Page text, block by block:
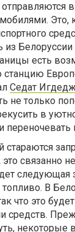
Это,
Белоруссии
есть
станцию
Седат
не только
в
переночевать
связанно
следующая
В
что это
средств.
некоторые